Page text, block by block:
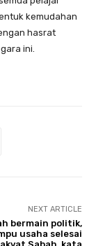
kemudahan
hasrat
ini.
NEXT ARTICLE
bermain politik,
usaha selesai